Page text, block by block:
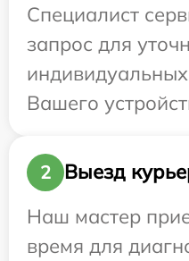
Специалист
запрос для
Вашего
2
Выезд
Наш мастер
время для